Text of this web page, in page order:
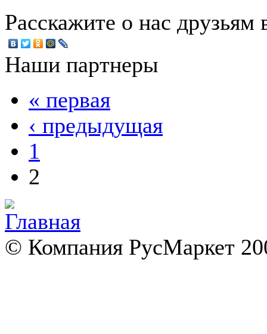
Расскажите о нас друзьям
Наши партнеры
« первая
‹ предыдущая
1
2
© Компания РусМаркет